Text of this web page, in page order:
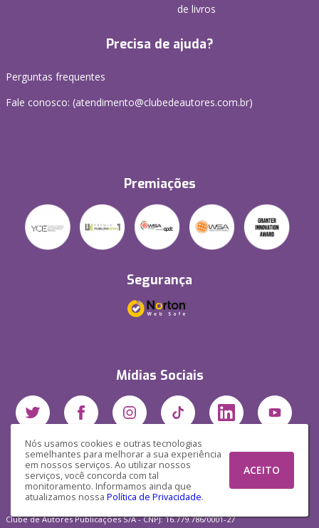
Nós usamos cookies e outras tecnologias
semelhantes para melhorar a sua experiência
em nossos serviços. Ao utilizar nossos
serviços, você concorda com tal
monitoramento. Informamos ainda que
atualizamos nossa Política de Privacidade.
ACEITO
de livros
Precisa de ajuda?
Perguntas frequentes
Fale conosco: (atendimento@clubedeautores.com.br)
Premiações
Segurança
Mídias Sociais
Clube de Autores Publicações S/A - CNPJ: 16.779.786/0001-27